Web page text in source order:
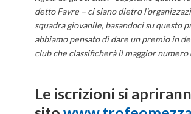
detto Favre – ci siano dietro
squadra giovanile, basandoci su questo
abbiamo pensato di dare un premio in
club che classificherà il maggior
Le iscrizioni si